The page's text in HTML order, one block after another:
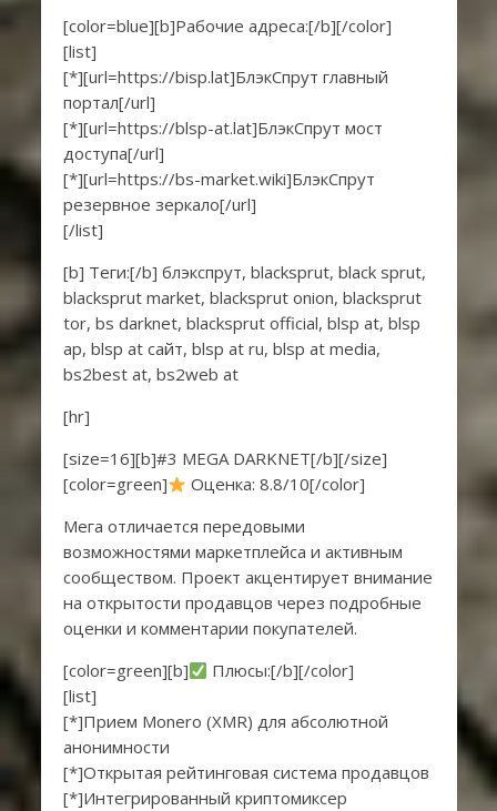
[color=blue][b]Рабочие адреса:[/b][/color]
[list]
[*][url=https://bisp.lat]БлэкСпрут главный
портал[/url]
[*][url=https://blsp-at.lat]БлэкСпрут мост
доступа[/url]
[*][url=https://bs-market.wiki]БлэкСпрут
резервное зеркало[/url]
[/list]
[b] Теги:[/b] блэкспрут, blacksprut, black sprut,
blacksprut market, blacksprut onion, blacksprut
tor, bs darknet, blacksprut official, blsp at, blsp
ap, blsp at сайт, blsp at ru, blsp at media,
bs2best at, bs2web at
[hr]
[size=16][b]#3 MEGA DARKNET[/b][/size]
[color=green]
Оценка: 8.8/10[/color]
Мега отличается передовыми
возможностями маркетплейса и активным
сообществом. Проект акцентирует внимание
на открытости продавцов через подробные
оценки и комментарии покупателей.
[color=green][b]
Плюсы:[/b][/color]
[list]
[*]Прием Monero (XMR) для абсолютной
анонимности
[*]Открытая рейтинговая система продавцов
[*]Интегрированный криптомиксер